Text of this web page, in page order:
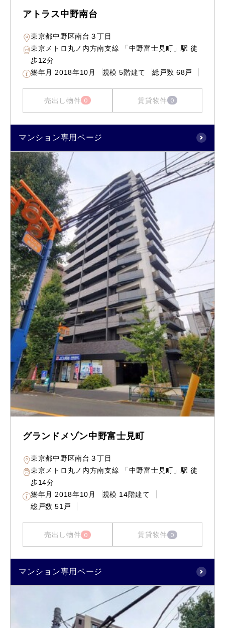
アトラス中野南台
東京都中野区南台３丁目
東京メトロ丸ノ内方南支線 「中野富士見町」駅 徒
歩12分
築年月 2018年10月 規模 5階建て 総戸数 68戸
売出し物件 0 賃貸物件 0
マンション専用ページ
グランドメゾン中野富士見町
東京都中野区南台３丁目
東京メトロ丸ノ内方南支線 「中野富士見町」駅 徒
歩14分
築年月 2018年10月 規模 14階建て
総戸数 51戸
売出し物件 0 賃貸物件 0
マンション専用ページ